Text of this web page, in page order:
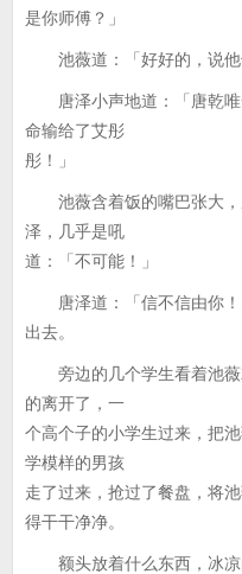
是你师傅？」
池薇道：「好好的，说他
唐泽小声地道：「唐乾唯
命输给了艾彤
彤！」
池薇含着饭的嘴巴张大，
泽，几乎是吼
道：「不可能！」
唐泽道：「信不信由你！
出去。
旁边的几个学生看着池薇
的离开了，一
个高个子的小学生过来，把
学模样的男孩
走了过来，抢过了餐盘，将
得干干净净。
额头放着什么东西，冰凉